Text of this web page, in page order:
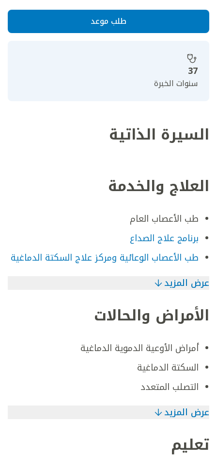
طلب موعد
37
سنوات الخبرة
السيرة الذاتية
العلاج والخدمة
طب الأعصاب العام
برنامج علاج الصداع
طب الأعصاب الوعائية ومركز علاج السكتة الدماغية
عرض المزيد
الأمراض والحالات
أمراض الأوعية الدموية الدماغية
السكتة الدماغية
التصلب المتعدد
عرض المزيد
تعليم